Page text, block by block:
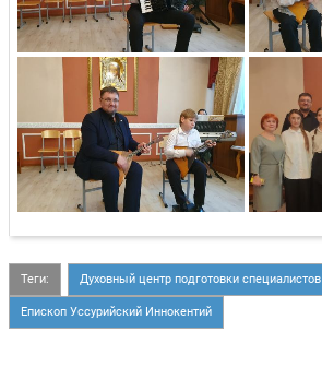
Теги: Духовный центр подготовки специалистов
Епископ Уссурийский Иннокентий